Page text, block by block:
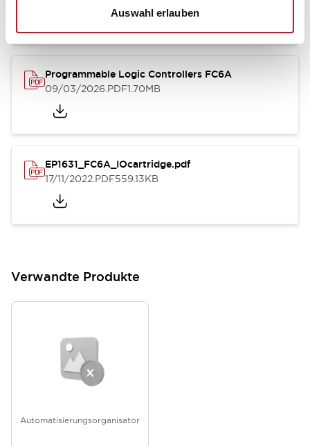
Auswahl erlauben
Programmable Logic Controllers FC6A
09/03/2026.PDF1.70MB
EP1631_FC6A_IOcartridge.pdf
17/11/2022.PDF559.13KB
Verwandte Produkte
Automatisierungsorganisator